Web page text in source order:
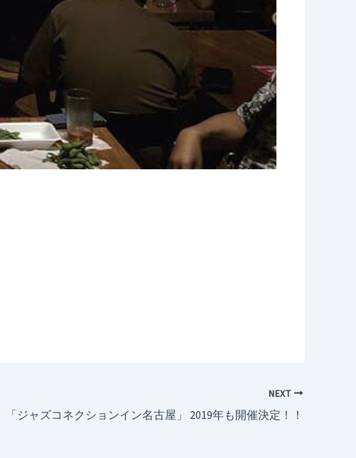
NEXT
「ジャズコネクションイン名古屋」 2019年も開催決定！！